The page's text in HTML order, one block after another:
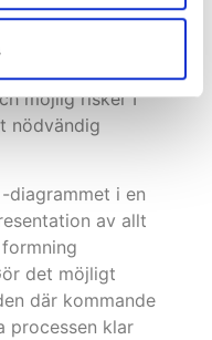
möjlig risker I
nödvändig
diagrammet i en
av allt
det möjligt
där kommande
processen klar